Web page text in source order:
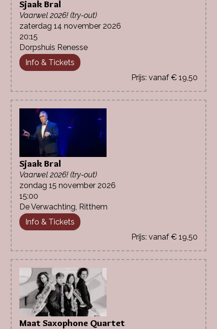
Sjaak Bral
Vaarwel 2026! (try-out)
zaterdag 14 november 2026
20:15
Dorpshuis Renesse
Info & Tickets
vanaf € 19,50
Sjaak Bral
Vaarwel 2026! (try-out)
zondag 15 november 2026
15:00
De Verwachting, Ritthem
Info & Tickets
vanaf € 19,50
Maat Saxophone Quartet